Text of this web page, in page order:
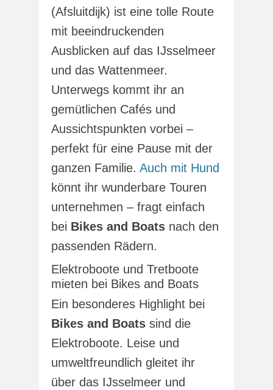
(Afsluitdijk) ist eine tolle Route
mit beeindruckenden
Ausblicken auf das IJsselmeer
und das Wattenmeer.
Unterwegs kommt ihr an
gemütlichen Cafés und
Aussichtspunkten vorbei –
perfekt für eine Pause mit der
ganzen Familie. Auch mit Hund
könnt ihr wunderbare Touren
unternehmen – fragt einfach
bei Bikes and Boats nach den
passenden Rädern.
Elektroboote und Tretboote
mieten bei Bikes and Boats
Ein besonderes Highlight bei
Bikes and Boats sind die
Elektroboote. Leise und
umweltfreundlich gleitet ihr
über das IJsselmeer und